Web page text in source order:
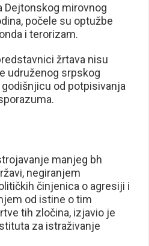
Dejtonskog mirovnog
počele su optužbe
i terorizam.
žrtava nisu
udruženog srpskog
od potpisivanja
manjeg bh
negiranjem
činjenica o agresiji i
od istine o tim
tih zločina, izjavio je
za istraživanje